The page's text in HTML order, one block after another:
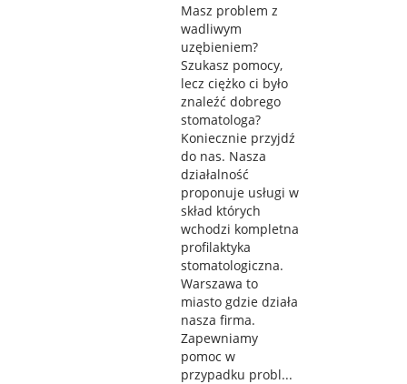
Masz problem z
wadliwym
uzębieniem?
Szukasz pomocy,
lecz ciężko ci było
znaleźć dobrego
stomatologa?
Koniecznie przyjdź
do nas. Nasza
działalność
proponuje usługi w
skład których
wchodzi kompletna
profilaktyka
stomatologiczna.
Warszawa to
miasto gdzie działa
nasza firma.
Zapewniamy
pomoc w
przypadku probl...